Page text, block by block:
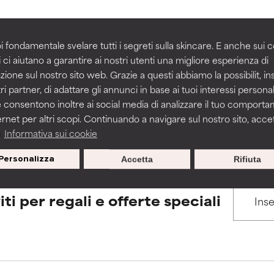
fondamentale svelare tutti i segreti sulla skincare. E anche sui
ci aiutano a garantire ai nostri utenti una migliore esperienza di
sul nostro sito web. Grazie a questi abbiamo la possibilit,
partner, di adattare gli annunci in base ai tuoi interessi
consentono inoltre ai social media di analizzare il tuo
per altri scopi. Continuando a navigare sul nostro sito,
Informativa sui cookie
Rifiuta
Accetta
BACK TO SEARCH
to assess ingredients in this dictionary. Regulations
irritante, ma può presentare problemi per come appare
problemi di altro tipo che ne limitano l'utilità.
Il rischio aumenta se combinato con altri ingredienti
infiammazioni, secchezza, ecc. Può offrire benefici solo in
che fa più male che bene.
irritante, ma può presentare problemi per come appare
problemi di altro tipo che ne limitano l'utilità.
Il rischio aumenta se combinato con altri ingredienti
infiammazioni, secchezza, ecc. Può offrire benefici solo in
che fa più male che bene.
per regali e offerte speciali